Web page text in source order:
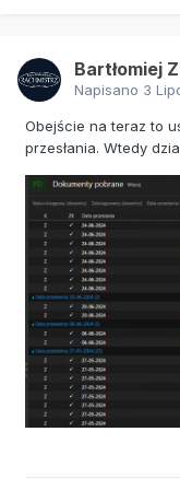
Bartłomiej
Napisano 3
Obejście na teraz to
przesłania. Wtedy